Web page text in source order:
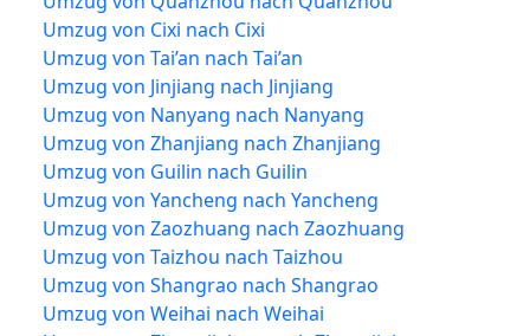
Umzug von Cixi nach Cixi
Umzug von Tai’an nach Tai’an
Umzug von Jinjiang nach Jinjiang
Umzug von Nanyang nach Nanyang
Umzug von Zhanjiang nach Zhanjiang
Umzug von Guilin nach Guilin
Umzug von Yancheng nach Yancheng
Umzug von Zaozhuang nach Zaozhuang
Umzug von Taizhou nach Taizhou
Umzug von Shangrao nach Shangrao
Umzug von Weihai nach Weihai